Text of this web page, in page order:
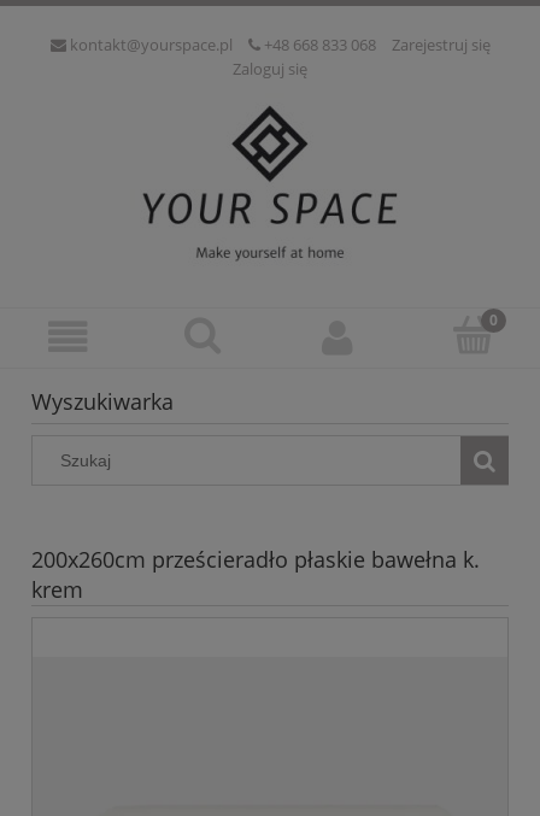
kontakt@yourspace.pl +48 668 833 068
Zarejestruj się
Zaloguj się
Wyszukiwarka
200x260cm prześcieradło płaskie bawełna k.
krem